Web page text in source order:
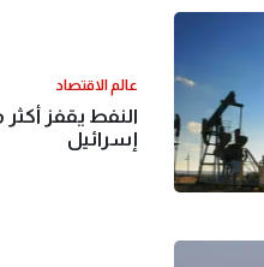
عالم الاقتصاد
إسرائيل